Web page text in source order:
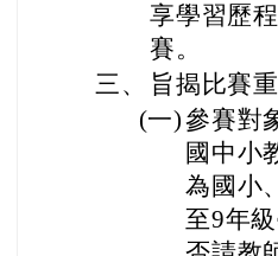
享學習歷
賽。
三、
旨揭比賽
(一)參賽對
國中小
為國小
至9年